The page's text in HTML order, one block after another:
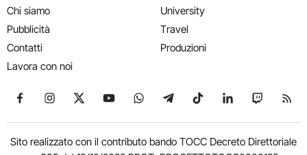
Chi siamo
Pubblicità
Contatti
Lavora con noi
University
Travel
Produzioni
Seguici su Facebook
Seguici su Instagram
Seguici su X
Seguici su YouTube
Seguici su WhatsApp
Seguici su Telegram
Seguici su TikTok
Seguici su
Seguici
Sito realizzato con il contributo bando TOCC Decreto Direttoriale